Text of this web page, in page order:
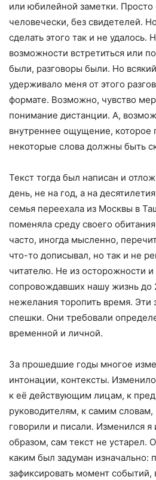
или юбилейной заметки. Просто
человечески, без свидетелей.
сделать этого так и не удалось.
возможности встретиться или
были, разговоры были. Но
удерживало меня от этого
формате. Возможно, чувство
понимание дистанции. А,
внутреннее ощущение, которое
некоторые слова должны быть
Текст тогда был написан и
день, не на год, а на
семья переехала из Москвы в
поменяла среду своего
часто, иногда мысленно,
что-то дописывал, но так и не
читателю. Не из осторожности и
сопровождавших нашу жизнь до
нежелания торопить время. Эти
спешки. Они требовали
временной и личной.
За прошедшие годы многое
интонации, контексты.
к её действующим лицам, к
руководителям, к самим
говорили и писали. Изменился
образом, сам текст не устарел.
каким был задуман изначально:
зафиксировать момент событий,